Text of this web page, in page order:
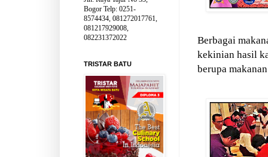
Berbagai
kekinian hasil
berupa
Bogor Telp: 0251-
8574434, 081272017761,
081217929008,
082231372022
TRISTAR BATU